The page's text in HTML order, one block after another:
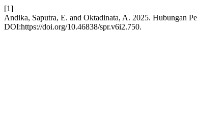
[1]
Andika, Saputra, E. and Oktadinata, A. 2025. Hubungan
DOI:https://doi.org/10.46838/spr.v6i2.750.